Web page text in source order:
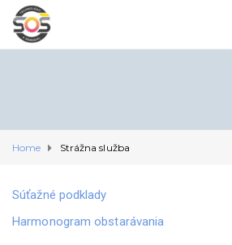
Home Strážna služba
Súťažné podklady
Harmonogram obstarávania